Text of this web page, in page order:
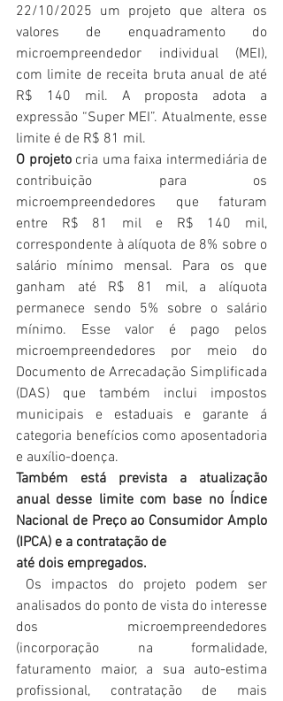
22/10/2025 um projeto que altera os
valores de enquadramento do
microempreendedor individual (MEI),
com limite de receita bruta anual de até
R$ 140 mil. A proposta adota a
expressão “Super MEI”. Atualmente, esse
limite é de R$ 81 mil.
O projeto cria uma faixa intermediária de
contribuição para os
microempreendedores que faturam
entre R$ 81 mil e R$ 140 mil,
correspondente à alíquota de 8% sobre o
salário mínimo mensal. Para os que
ganham até R$ 81 mil, a alíquota
permanece sendo 5% sobre o salário
mínimo. Esse valor é pago pelos
microempreendedores por meio do
Documento de Arrecadação Simplificada
(DAS) que também inclui impostos
municipais e estaduais e garante á
categoria benefícios como aposentadoria
e auxílio-doença.
Também está prevista a atualização
anual desse limite com base no Índice
Nacional de Preço ao Consumidor Amplo
(IPCA) e a contratação de
até dois empregados.
Os impactos do projeto podem ser
analisados do ponto de vista do interesse
dos microempreendedores
(incorporação na formalidade,
faturamento maior, a sua auto-estima
profissional, contratação de mais